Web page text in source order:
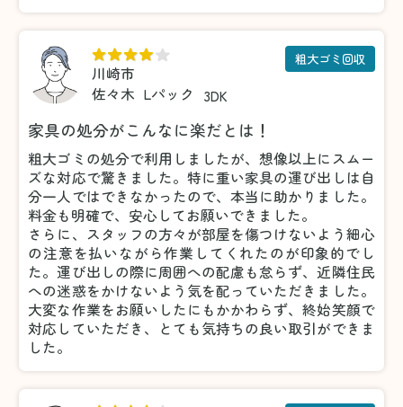
川崎市
佐々木 Lパック 3DK
粗大ゴミ回収
家具の処分がこんなに楽だとは！
粗大ゴミの処分で利用しましたが、想像以上にスムー
ズな対応で驚きました。特に重い家具の運び出しは自
分一人ではできなかったので、本当に助かりました。
料金も明確で、安心してお願いできました。
さらに、スタッフの方々が部屋を傷つけないよう細心
の注意を払いながら作業してくれたのが印象的でし
た。運び出しの際に周囲への配慮も怠らず、近隣住民
への迷惑をかけないよう気を配っていただきました。
大変な作業をお願いしたにもかかわらず、終始笑顔で
対応していただき、とても気持ちの良い取引ができま
した。